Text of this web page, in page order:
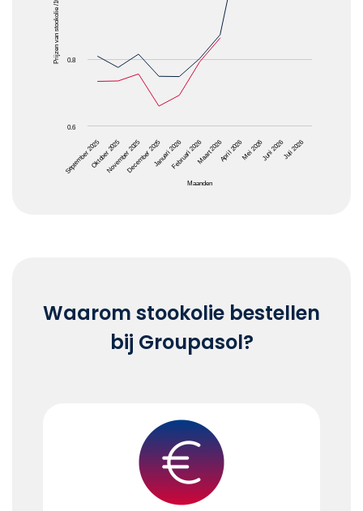
Maanden
Prijzen van stookolie /1000L
September 2025Oktober 2025November 2025December 2025Januari 2026Februari 2026Maart 2026April 2026Mei 2026Juni 2026Juli 2026
0.6
0.8
Waarom stookolie bestellen
bij Groupasol?